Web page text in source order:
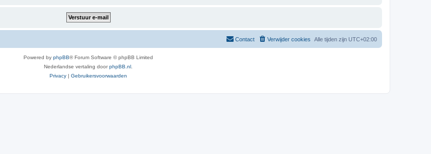
Alle tijden zijn UTC+02:00
Verwijder cookies
Contact
Powered by phpBB® Forum Software © phpBB Limited
Nederlandse vertaling doorphpBB.nl
Privacy | Gebruikersvoorwaarden